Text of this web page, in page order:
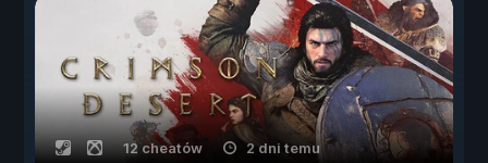
12 cheatów 2 dni temu